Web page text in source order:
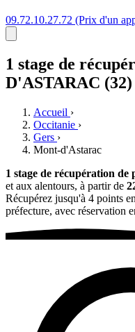
09.72.10.27.72 (Prix d'un
1 stage de
D'ASTARAC (32)
Accueil ›
Occitanie ›
Gers ›
Mont-d'Astarac
1 stage de récupération de
et aux alentours, à partir de
Récupérez jusqu'à 4 points
préfecture, avec réservation